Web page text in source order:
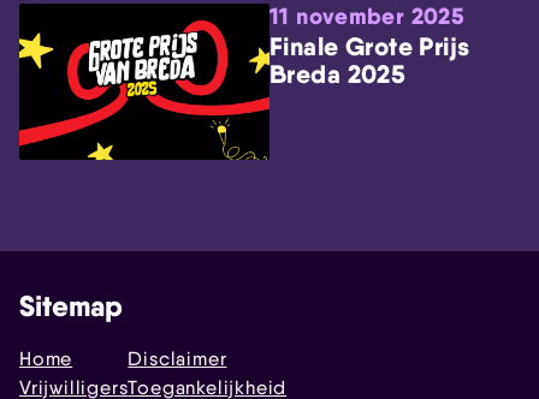
11 november 2025
Finale Grote Prijs
Breda 2025
Sitemap
Home
Vrijwilligers
Disclaimer
Toegankelijkheid